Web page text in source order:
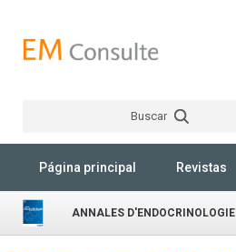
Buscar
Página principal Revistas
ANNALES D'ENDOCRINOLOGIE